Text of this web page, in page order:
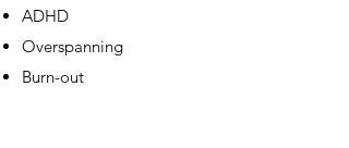
ADHD
Overspanning
Burn-out